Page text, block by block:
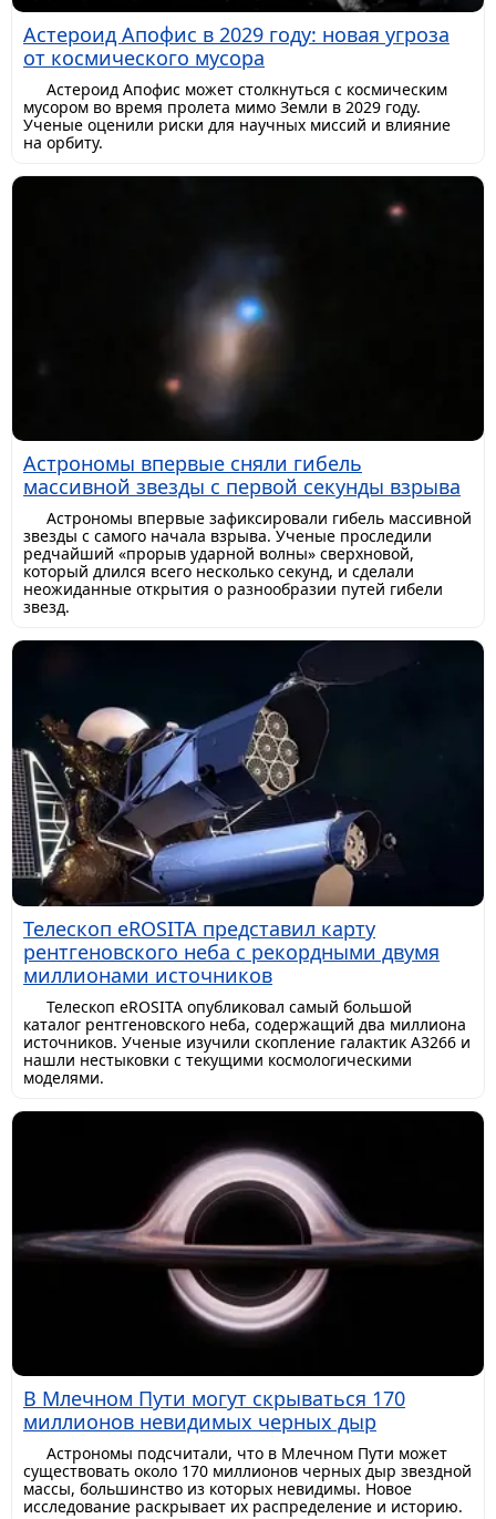
Астероид Апофис в 2029 году: новая угроза
от космического мусора
Астероид Апофис может столкнуться с космическим
мусором во время пролета мимо Земли в 2029 году.
Ученые оценили риски для научных миссий и влияние
на орбиту.
Астрономы впервые сняли гибель
массивной звезды с первой секунды взрыва
Астрономы впервые зафиксировали гибель массивной
звезды с самого начала взрыва. Ученые проследили
редчайший «прорыв ударной волны» сверхновой,
который длился всего несколько секунд, и сделали
неожиданные открытия о разнообразии путей гибели
звезд.
Телескоп eROSITA представил карту
рентгеновского неба с рекордными двумя
миллионами источников
Телескоп eROSITA опубликовал самый большой
каталог рентгеновского неба, содержащий два миллиона
источников. Ученые изучили скопление галактик A3266 и
нашли нестыковки с текущими космологическими
моделями.
В Млечном Пути могут скрываться 170
миллионов невидимых черных дыр
Астрономы подсчитали, что в Млечном Пути может
существовать около 170 миллионов черных дыр звездной
массы, большинство из которых невидимы. Новое
исследование раскрывает их распределение и историю.